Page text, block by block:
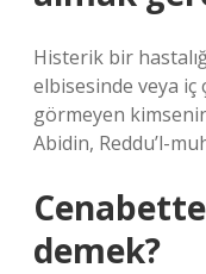
Histerik bir
elbisesinde veya iç
görmeyen
Abidin, Reddu’l-
demek?